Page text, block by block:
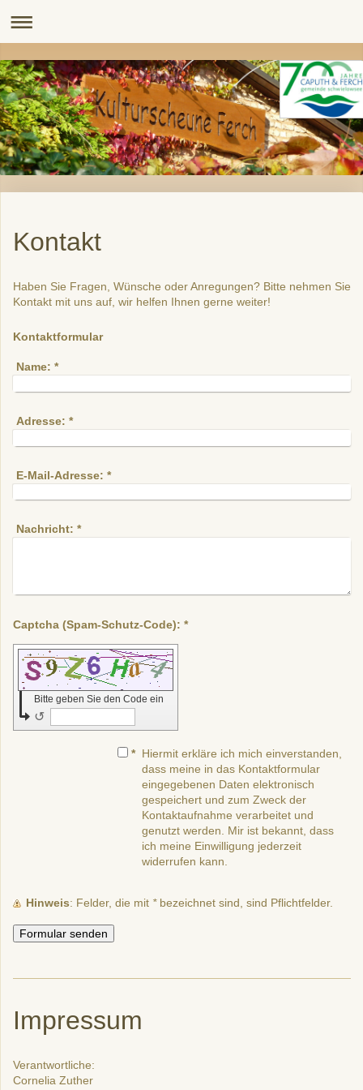
Kontakt
Haben Sie Fragen, Wünsche oder Anregungen? Bitte nehmen Sie
Kontakt mit uns auf, wir helfen Ihnen gerne weiter!
Kontaktformular
Name: *
Adresse: *
E-Mail-Adresse: *
Nachricht: *
Captcha (Spam-Schutz-Code): *
Bitte geben Sie den Code ein
↺
* Hiermit erkläre ich mich einverstanden,
dass meine in das Kontaktformular
eingegebenen Daten elektronisch
gespeichert und zum Zweck der
Kontaktaufnahme verarbeitet und
genutzt werden. Mir ist bekannt, dass
ich meine Einwilligung jederzeit
widerrufen kann.
Hinweis : Felder, die mit *bezeichnet sind, sind Pflichtfelder.
Impressum
Verantwortliche:
Cornelia Zuther